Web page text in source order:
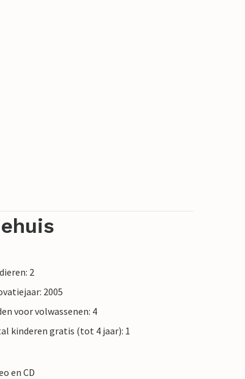
2
2005
voor volwassenen: 4
kinderen gratis (tot 4 jaar): 1
en CD